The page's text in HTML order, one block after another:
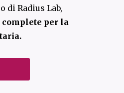
di Radius Lab,
per la